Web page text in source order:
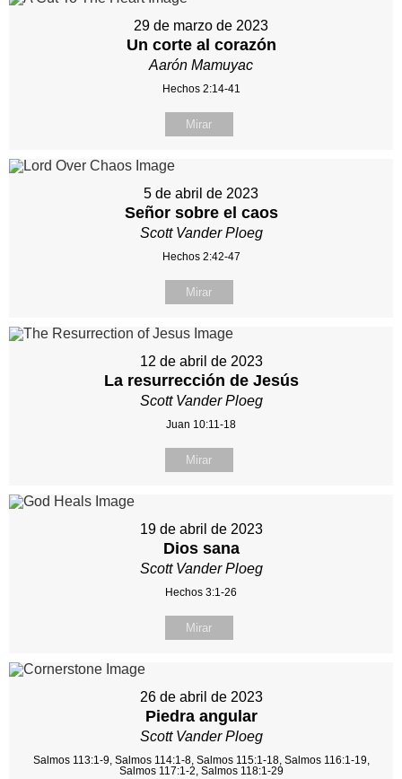
29 de marzo de 2023
Un corte al corazón
Aarón Mamuyac
Hechos 2:14-41
Mirar
5 de abril de 2023
Señor sobre el caos
Scott Vander Ploeg
Hechos 2:42-47
Mirar
12 de abril de 2023
La resurrección de Jesús
Scott Vander Ploeg
Juan 10:11-18
Mirar
19 de abril de 2023
Dios sana
Scott Vander Ploeg
Hechos 3:1-26
Mirar
26 de abril de 2023
Piedra angular
Scott Vander Ploeg
Salmos 113:1-9, Salmos 114:1-8, Salmos 115:1-18, Salmos 116:1-19,
Salmos 117:1-2, Salmos 118:1-29